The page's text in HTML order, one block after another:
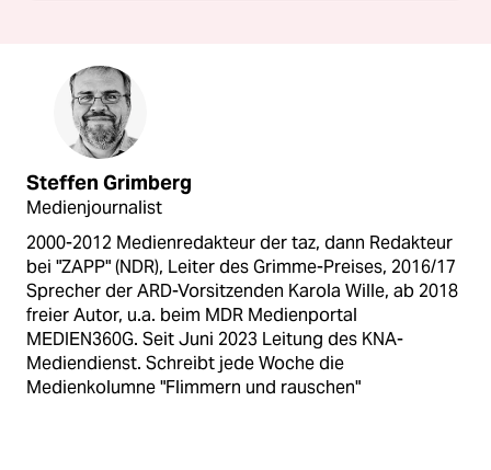
Steffen Grimberg
Medienjournalist
2000-2012 Medienredakteur der taz, dann Redakteur
bei "ZAPP" (NDR), Leiter des Grimme-Preises, 2016/17
Sprecher der ARD-Vorsitzenden Karola Wille, ab 2018
freier Autor, u.a. beim MDR Medienportal
MEDIEN360G. Seit Juni 2023 Leitung des KNA-
Mediendienst. Schreibt jede Woche die
Medienkolumne "Flimmern und rauschen"